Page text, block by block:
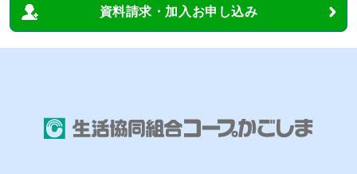
資料請求・加入お申し込み